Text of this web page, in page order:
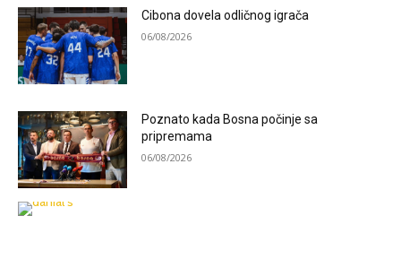
Cibona dovela odličnog igrača
06/08/2026
Poznato kada Bosna počinje sa
pripremama
06/08/2026